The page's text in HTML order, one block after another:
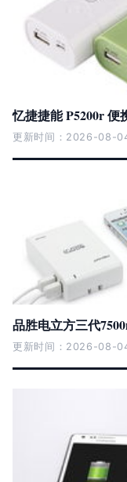
忆捷捷能 P5200r 便
更新时间：2026-08-
品胜电立方三代
更新时间：2026-08-